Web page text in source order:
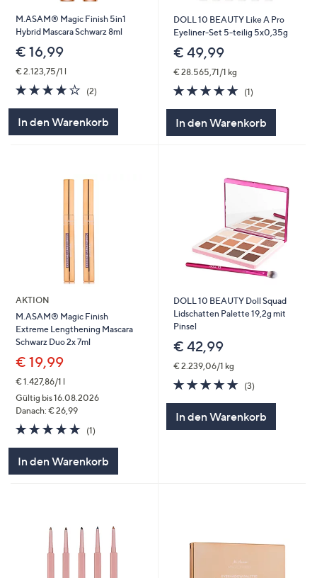
M.ASAM® Magic Finish 5in1
Hybrid Mascara Schwarz 8ml
€ 16,99
€ 2.123,75/1 l
4.0
von
(2)2
In den Warenkorb
DOLL 10 BEAUTY Like A Pro
Eyeliner-Set 5-teilig 5x0,35g
€ 49,99
€ 28.565,71/1 kg
5.0
von
(1)1
In den Warenkorb
AKTION
M.ASAM® Magic Finish
Extreme Lengthening Mascara
Schwarz Duo 2x 7ml
€ 19,99
€ 1.427,86/1 l
Gültig bis 16.08.2026
Danach: € 26,99
5.0
von
(1)1
In den Warenkorb
DOLL 10 BEAUTY Doll Squad
Lidschatten Palette 19,2g mit
Pinsel
€ 42,99
€ 2.239,06/1 kg
5.0
von
(3)3
In den Warenkorb